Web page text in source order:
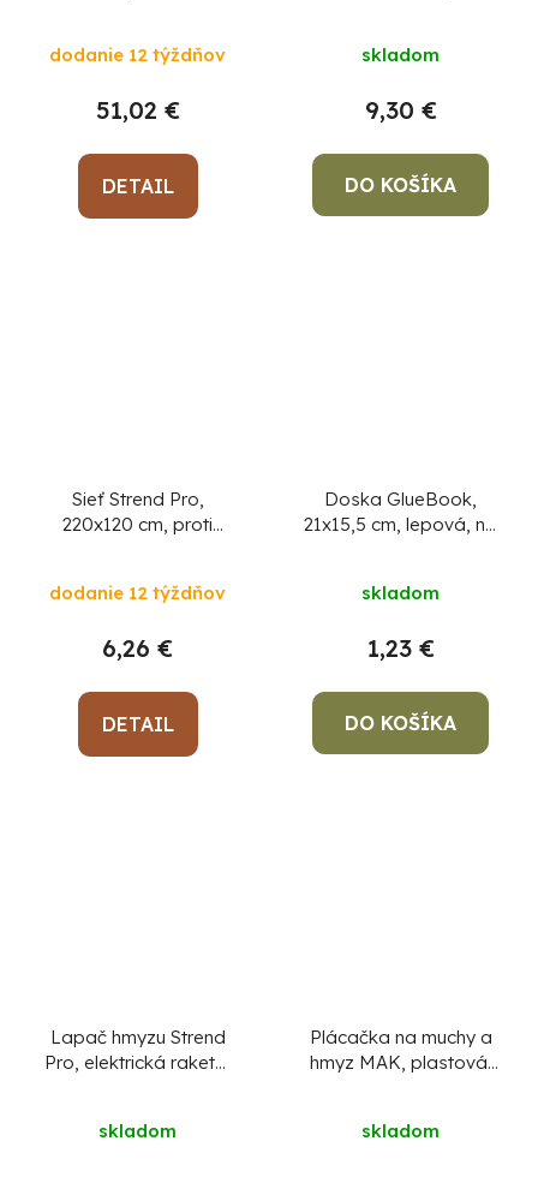
šedá
dodanie 12 týždňov
51,02 €
DETAIL
skladom
9,30 €
DO KOŠÍKA
Sieť Strend Pro,
220x120 cm, proti
magnet, čierna
dodanie 12 týždňov
6,26 €
DETAIL
Doska GlueBook,
21x15,5 cm, lepová, na
skladom
1,23 €
DO KOŠÍKA
Lapač hmyzu Strend
Pro, elektrická raketa,
skladom
Plácačka na muchy a
hmyz MAK, plastová,
skladom